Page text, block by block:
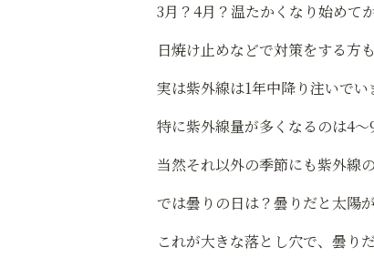
3月？4月？温たかくなり始めてか
日焼け止めなどで対策をする方
実は紫外線は1年中降り注いでい
特に紫外線量が多くなるのは4～
当然それ以外の季節にも紫外線
では曇りの日は？曇りだと太陽
これが大きな落とし穴で、曇り